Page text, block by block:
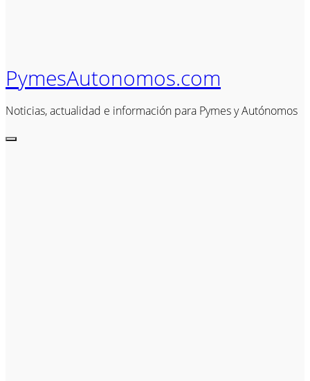
PymesAutonomos.com
Noticias, actualidad e información para Pymes y Autónomos